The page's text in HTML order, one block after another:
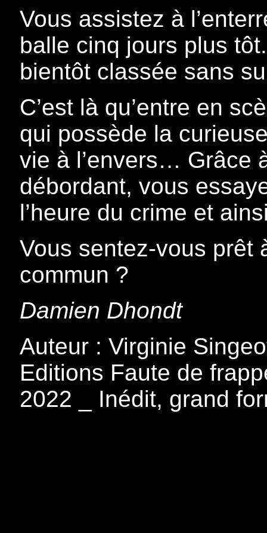
Vous assistez à
balle cinq jours plus
bientôt classée sans
C’est là qu’entre en
qui possède la
vie à l’envers… Grâce
débordant, vous
l’heure du crime et
Vous sentez-vous prêt
commun ?
Damien Dhondt
Auteur : Virginie
Editions Faute de
2022 _ Inédit, grand